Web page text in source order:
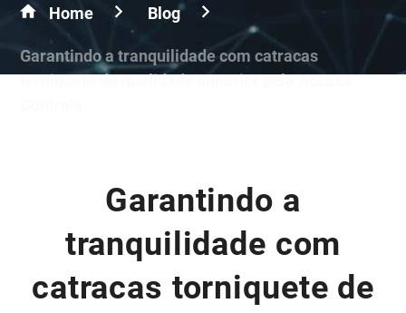
Home Blog
Garantindo a tranquilidade com catracas
torniquete de qualidade superior pela Access
Garantindo a
tranquilidade com
catracas torniquete de